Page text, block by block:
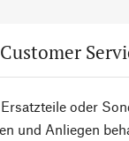
Customer
oder
und Anliegen